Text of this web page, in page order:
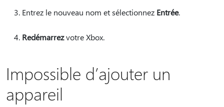
Entrez le nouveau nom et sélectionnez Entrée.
Redémarrezvotre Xbox.
Impossible d’ajouter un
appareil